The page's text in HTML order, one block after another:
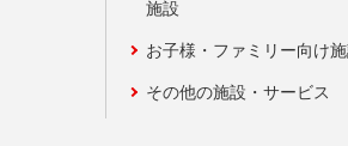
施設
お子様・ファミリー向け
その他の施設・サービス